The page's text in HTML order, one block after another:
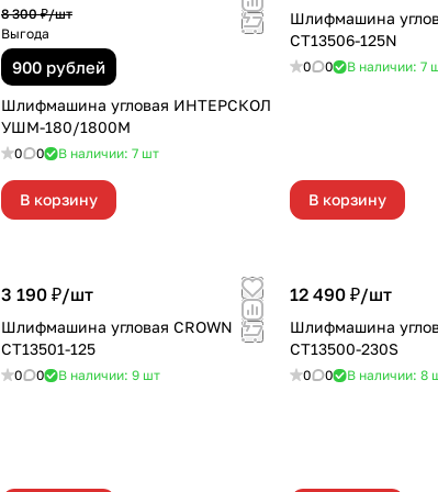
8 300 ₽/шт
Выгода
900 рублей
Шлифмашина угловая ИНТЕРСКОЛ
УШМ-180/1800М
0 0 В наличии: 7 шт
В корзину
Шлифмашина
СТ13506-125N
0 0 В наличии: 7
В корзину
3 190 ₽/шт
Шлифмашина угловая CROWN
CT13501-125
0 0 В наличии: 9 шт
12 490 ₽/шт
Шлифмашина
СТ13500-230S
0 0 В наличии: 8